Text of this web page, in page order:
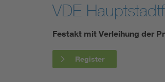
VDE
Festakt mit Verleihung der
Register